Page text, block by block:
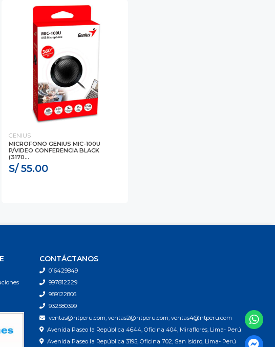
GENIUS
MICROFONO GENIUS MIC-100U
P/VIDEO CONFERENCIA BLACK
(3170...
S/ 55.00
CONTÁCTANOS
016429849
997812229
989122806
932580399
ventas@ntperu.com; ventas2@ntperu.com; ventas4@ntperu.com
Avenida Paseo la República 4644, Oficina 404, Miraflores, Lima- Perú
Avenida Paseo la República 3195, Oficina 702, San Isidro, Lima- Perú